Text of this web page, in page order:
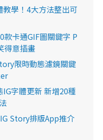
教學！4大方法整出可
款卡通GIF圖關鍵字 P
得意插畫
限時動態濾鏡關鍵
IG字體更新 新增20種
Story排版App推介